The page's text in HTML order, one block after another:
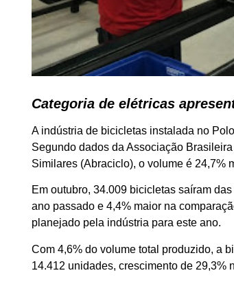
Categoria de elétricas
A indústria de bicicletas instalada no
Segundo dados da Associação
Similares (Abraciclo), o volume é 24,7%
Em outubro, 34.009 bicicletas saíram
ano passado e 4,4% maior na
planejado pela indústria para este ano.
Com 4,6% do volume total produzido, a
14.412 unidades, crescimento de 29,3%